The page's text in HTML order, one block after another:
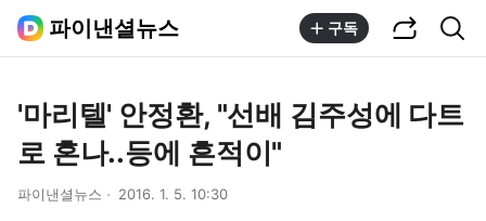
파이낸셜뉴스 구독
'마리텔' 안정환, "선배 김주성에 다트
로 혼나..등에 흔적이"
파이낸셜뉴스 2016. 1. 5. 10:30